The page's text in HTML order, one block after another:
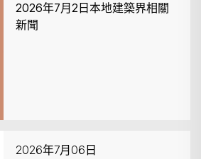
2026年7月2日本地建築界相關
新聞
2026年7月06日